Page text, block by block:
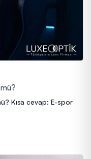
Kısa cevap: E-spor